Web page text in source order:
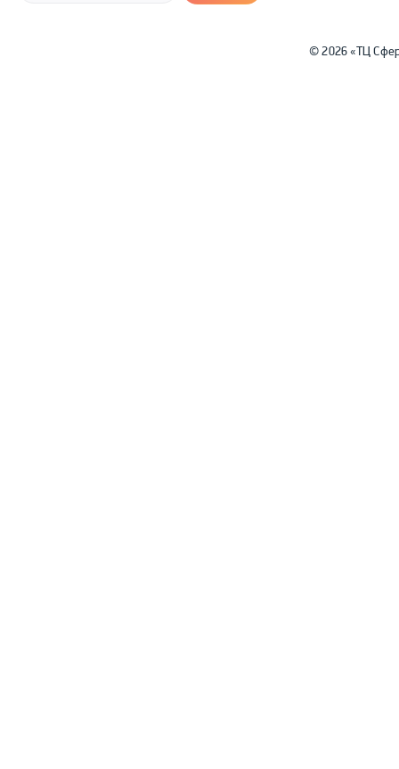
© 2026 «ТЦ